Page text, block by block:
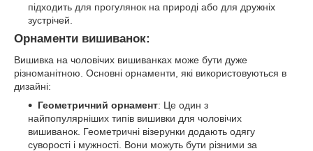
підходить для прогулянок на природі або для дружніх
зустрічей.
Орнаменти вишиванок:
Вишивка на чоловічих вишиванках може бути дуже
різноманітною. Основні орнаменти, які використовуються в
дизайні:
Геометричний орнамент: Це один з
найпопулярніших типів вишивки для чоловічих
вишиванок. Геометричні візерунки додають одягу
суворості і мужності. Вони можуть бути різними за